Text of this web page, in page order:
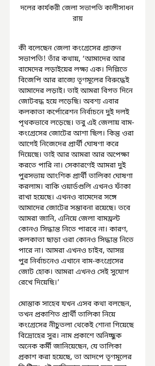
দলের কার্যকরী জেলা সভাপতি কালীসাধন
রায়
কী বলেছেন জেলা কংগ্রেসের প্রাক্তন
সভাপতি! তাঁর কথায়, ‘আমাদের আর
বামেদের লড়াইয়ের লক্ষ্য এক। দিল্লিতে
বিজেপি আর রাজ্যে তৃণমূলের বিরুদ্ধেই
আমাদের লড়াই। তাই আমরা বিগত দিনে
জোটবদ্ধ হয়ে লড়েছি। অবশ্য এবার
কলকাতা কর্পোরেশন নির্বাচনে দুই দলই
পৃথকভাবে লড়েছে। তবু এই জেলায় বাম-
কংগ্রেসের জোটের আশা ছিল। কিন্তু ওরা
আগেই নিজেদের প্রার্থী ঘোষণা করে
দিয়েছে। তাই আর আমরা আর অপেক্ষা
করতে পারি না। সেকারণেই আমরা দুই
পুরসভায় আংশিক প্রার্থী তালিকা ঘোষণা
করলাম। বাকি ওয়ার্ডগুলি এখনও ফাঁকা
রাখা হয়েছে। এখনও বামেদের সঙ্গে
আমাদের জোটের সম্ভাবনা রয়েছে। তবে
আমরা জানি, এনিয়ে জেলা বামফ্রন্ট
কোনও সিদ্ধান্ত নিতে পারবে না। কারণ,
কলকাতা ছাড়া ওরা কোনও সিদ্ধান্ত নিতে
পারে না। আমরা এখনও চাইব, আসন্ন
পুর নির্বাচনেও এখানে বাম-কংগ্রেসের
জোট হোক। আমরা এখনও সেই সুযোগ
রেখে দিয়েছি।’
মোস্তাক সাহেব যখন এসব কথা বলছেন,
তখন প্রকাশিত প্রার্থী তালিকা নিয়ে
কংগ্রেসের নীচুতলা থেকেই শোনা গিয়েছে
বিদ্রোহের সুর। নাম প্রকাশে অনিচ্ছুক
অনেক কর্মী জানিয়েছেন, যে তালিকা
প্রকাশ করা হয়েছে, তা আদপে তৃণমূলের